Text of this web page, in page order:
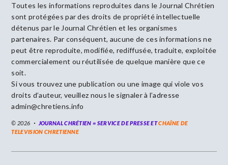
Toutes les informations reproduites dans le Journal Chrétien
sont protégées par des droits de propriété intellectuelle
détenus par le Journal Chrétien et les organismes
partenaires. Par conséquent, aucune de ces informations ne
peut être reproduite, modifiée, rediffusée, traduite, exploitée
commercialement ou réutilisée de quelque manière que ce
soit.
Si vous trouvez une publication ou une image qui viole vos
droits d’auteur, veuillez nous le signaler à l’adresse
admin@chretiens.info
© 2026 JOURNAL CHRÉTIEN = SERVICE DE PRESSE ETCHAÎNE DE
TELEVISION CHRETIENNE